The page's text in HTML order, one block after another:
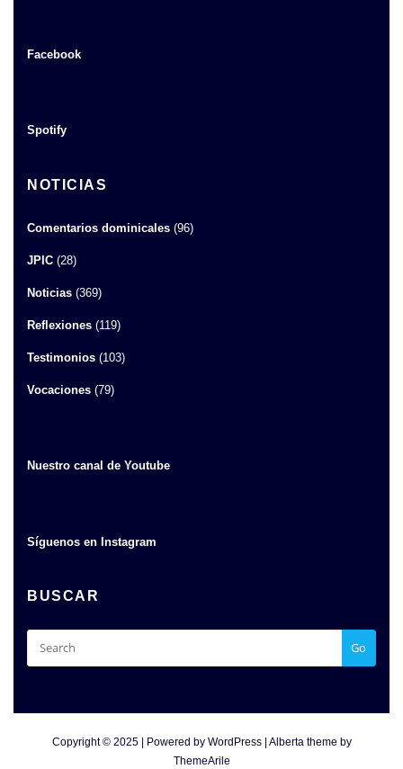
Facebook
Spotify
NOTICIAS
Comentarios dominicales (96)
JPIC (28)
Noticias (369)
Reflexiones (119)
Testimonios (103)
Vocaciones (79)
Nuestro canal de Youtube
Síguenos en Instagram
BUSCAR
Go
Copyright © 2025 | Powered by WordPress
Alberta theme by
ThemeArile